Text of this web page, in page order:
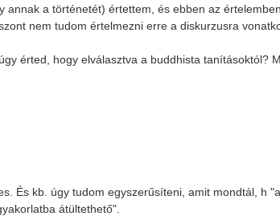
annak a történetét) értettem, és ebben az
nem tudom értelmezni erre a diskurzusra
érted, hogy elválasztva a buddhista tanításoktól?
És kb. úgy tudom egyszerűsíteni, amit mondtál, h
átültethető".